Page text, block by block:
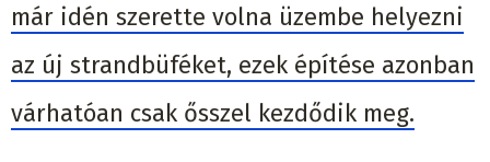
már idén szerette volna üzembe helyezni
az új strandbüféket, ezek építése azonban
várhatóan csak ősszel kezdődik meg.